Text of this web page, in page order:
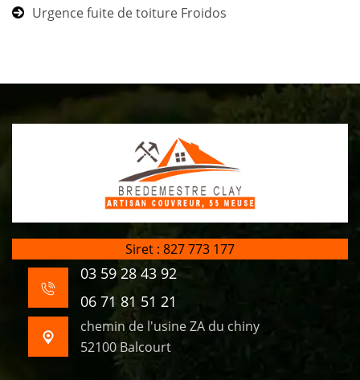
Urgence fuite de toiture Froidos
Siret : 827 773 177
03 59 28 43 92
06 71 81 51 21
chemin de l'usine ZA du chiny
52100 Balcourt